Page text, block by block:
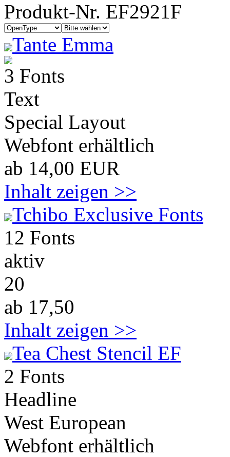
Produkt-Nr. EF2921F
Tante Emma
3 Fonts
Text
Special Layout
Webfont erhältlich
ab 14,00 EUR
Inhalt zeigen >>
Tchibo Exclusive Fonts
12 Fonts
aktiv
20
ab 17,50
Inhalt zeigen >>
Tea Chest Stencil EF
2 Fonts
Headline
West European
Webfont erhältlich